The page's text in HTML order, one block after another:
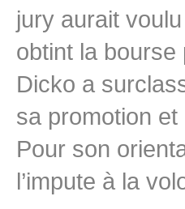
jury aurait
obtint la
Dicko a
sa promotion
Pour son
l’impute à la